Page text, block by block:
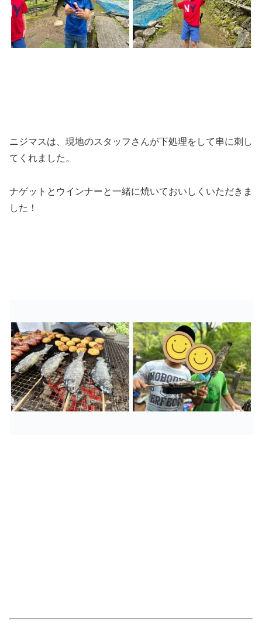
ニジマスは、現地のスタッフさんが下処理をして串に刺し
てくれました。
ナゲットとウインナーと一緒に焼いておいしくいただきま
した！